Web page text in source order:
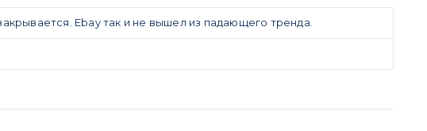
Ebay так и не вышел из падающего тренда.